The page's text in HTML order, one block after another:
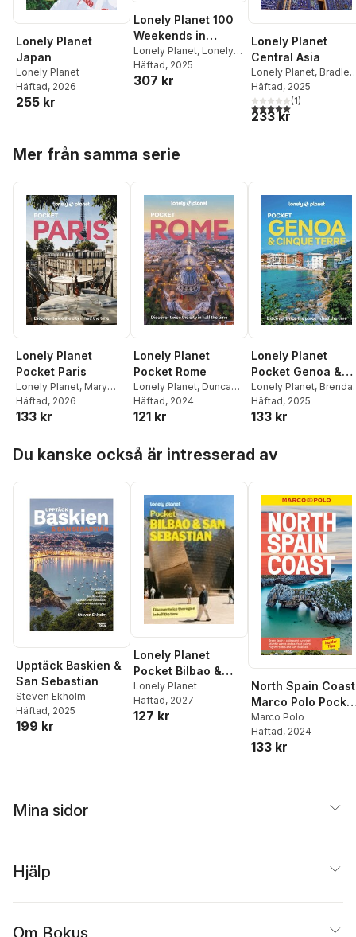
Lonely Planet
Japan
Lonely Planet
Häftad, 2026
255 kr
Lonely Planet 100
Weekends in
Europe
Lonely Planet, Lonely
Planet
Häftad, 2025
307 kr
Lonely Planet
Central Asia
Lonely Planet, Bradley
Mayhew,Mark Elliott
Anna Kaminski
Stephen Lioy
Häftad, 2025
5,0utav 5 stjärnor.
(1)
233 kr
Mer från samma serie
Lonely Planet
Pocket Paris
Lonely Planet, Mary
Winston Nicklin
Averbuck
Rooksana Hossenally,
Rowan Twine,Peter
Yeung
Häftad, 2026
133 kr
Lonely Planet
Pocket Rome
Lonely Planet, Duncan
Garwood,Virginia
DiGaetano
Häftad, 2024
121 kr
Lonely Planet
Pocket Genoa &
Cinque Terre
Lonely Planet,
Sainsbury
Häftad, 2025
133 kr
Du kanske också är intresserad av
Upptäck Baskien &
San Sebastian
Steven Ekholm
Häftad, 2025
199 kr
Lonely Planet
Pocket Bilbao &
San Sebastian
Lonely Planet
Häftad, 2027
127 kr
North Spain Coast
Marco Polo
Travel Guide -
pull out map
Marco Polo
Häftad, 2024
133 kr
Mina sidor
Hjälp
Om Bokus